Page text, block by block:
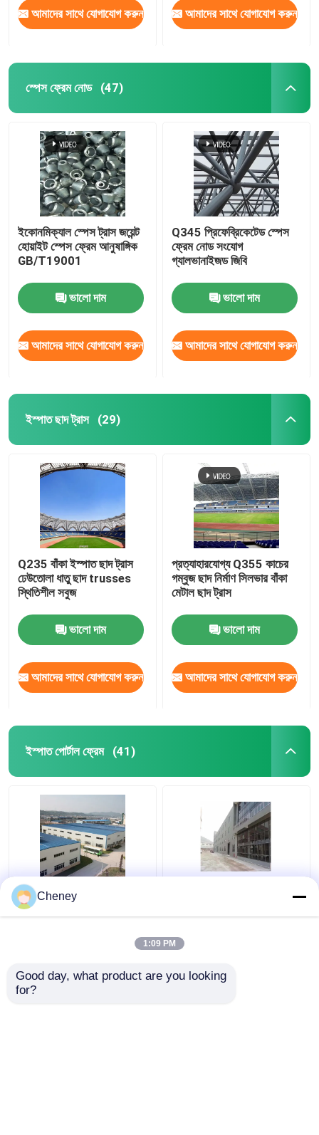
আমাদের সাথে যোগাযোগ করুন আমাদের সাথে যোগাযোগ করুন
স্পেস ফ্রেম নোড (47)
ইকোনমিক্যাল স্পেস ট্রাস জয়েন্ট
হোয়াইট স্পেস ফ্রেম আনুষাঙ্গিক
GB/T19001
ভালো দাম
আমাদের সাথে যোগাযোগ করুন
Q345 প্রিফেব্রিকেটেড স্পেস
ফ্রেম নোড সংযোগ
গ্যালভানাইজড জিবি
ভালো দাম
আমাদের সাথে যোগাযোগ করুন
ইস্পাত ছাদ ট্রাস (29)
Q235 বাঁকা ইস্পাত ছাদ ট্রাস
ঢেউতোলা ধাতু ছাদ trusses
স্থিতিশীল সবুজ
ভালো দাম
আমাদের সাথে যোগাযোগ করুন
প্রত্যাহারযোগ্য Q355 কাচের
গম্বুজ ছাদ নির্মাণ সিলভার বাঁকা
মেটাল ছাদ ট্রাস
ভালো দাম
আমাদের সাথে যোগাযোগ করুন
ইস্পাত পোর্টাল ফ্রেম (41)
Q235 GB ইস্পাত পোর্টাল
ফ্রেম বিল্ডিং নির্মাণ 0.6 মিমি
প্রিফেব্রিকেটেড স্টিল শেড পোর্টাল
Cheney
1:09 PM
Good day, what product are you looking
for?